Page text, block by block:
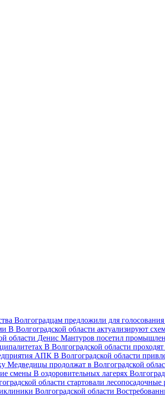
Волгоградцам предложили для голосования
В Волгоградской области актуализируют
Денис Мантуров посетил
В Волгоградской области
В Волгоградской области
Медведицы продолжат в Волгоградской
В оздоровительных лагерях
области стартовали лесопосадочные